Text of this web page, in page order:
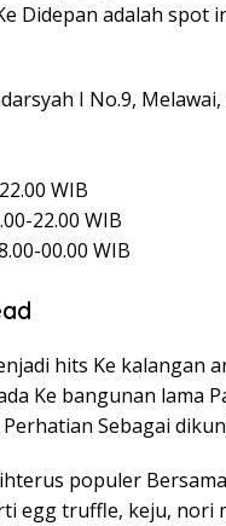
Didepan adalah
I No.9,
WIB
22.00 WIB
00.00 WIB
hits Ke kalangan
Ke bangunan lama
Sebagai
populer
egg truffle, keju, nori